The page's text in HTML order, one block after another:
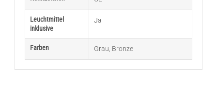
Leuchtmittel
inklusive
Ja
Farben Grau Bronze